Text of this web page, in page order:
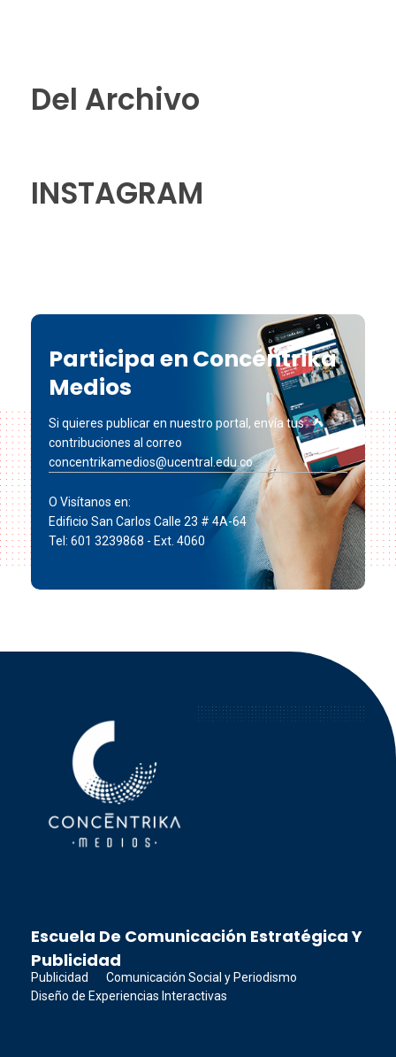
Del Archivo
INSTAGRAM
Participa en Concéntrika
Medios
Si quieres publicar en nuestro portal, envía tus
contribuciones al correo
concentrikamedios@ucentral.edu.co
O Visítanos en:
Edificio San Carlos Calle 23 # 4A-64
Tel: 601 3239868 - Ext. 4060
Escuela De Comunicación Estratégica Y
Publicidad
Publicidad
Comunicación Social y Periodismo
Diseño de Experiencias Interactivas